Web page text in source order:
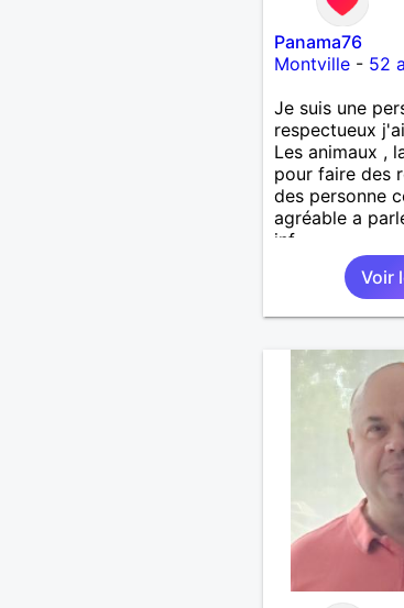
Panama76
Montville- 52
Je suis une
respectueux
Les animaux ,
pour faire des
des personne
agréable a
inf
Voir